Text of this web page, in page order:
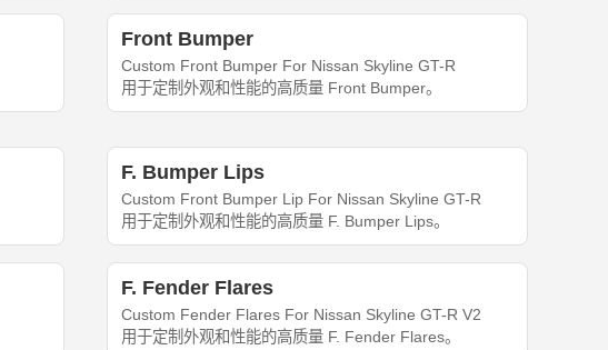
Front Bumper
Custom Front Bumper For Nissan Skyline GT-R
用于定制外观和性能的高质量 Front Bumper。
F. Bumper Lips
Custom Front Bumper Lip For Nissan Skyline GT-R
用于定制外观和性能的高质量 F. Bumper Lips。
F. Fender Flares
Custom Fender Flares For Nissan Skyline GT-R V2
用于定制外观和性能的高质量 F. Fender Flares。